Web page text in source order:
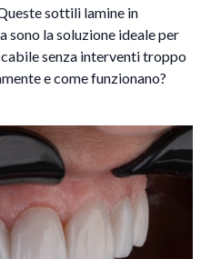
sottili lamine in
sono la soluzione ideale per
senza interventi troppo
e come funzionano?